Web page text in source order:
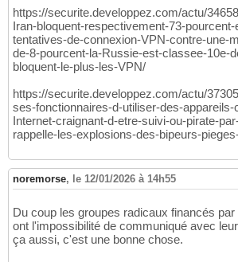
https://securite.developpez.com/actu/
Iran-bloquent-respectivement-73-
tentatives-de-connexion-VPN-contre-une-
de-8-pourcent-la-Russie-est-classee-10e-
bloquent-le-plus-les-VPN/
https://securite.developpez.com/actu/
ses-fonctionnaires-d-utiliser-des-
Internet-craignant-d-etre-suivi-ou-pirate-
rappelle-les-explosions-des-bipeurs-
noremorse, le 12/01/2026 à 14h55
Du coup les groupes radicaux financés
ont l'impossibilité de communiqué avec
ça aussi, c'est une bonne chose.